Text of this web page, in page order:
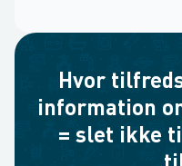
Hvor
information
= slet ikke